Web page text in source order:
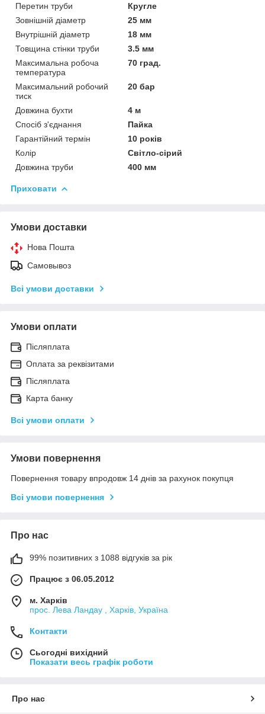
Перетин труби
Кругле
Зовнішній діаметр
25 мм
Внутрішній діаметр
18 мм
Товщина стінки труби
3.5 мм
Максимальна робоча
температура
70 град.
Максимальний робочий
тиск
20 бар
Довжина бухти
4 м
Спосіб з'єднання
Пайка
Гарантійний термін
10 років
Колір
Світло-сірий
Довжина труби
400 мм
Приховати
Умови доставки
Нова Пошта
Самовывоз
Всі умови доставки
Умови оплати
Післяплата
Оплата за реквізитами
Післяплата
Карта банку
Всі умови оплати
Умови повернення
Повернення товару впродовж 14 днів за рахунок покупця
Всі умови повернення
Про нас
99% позитивних з 1088 відгуків за рік
Працює з 06.05.2012
м. Харків
прос. Лева Ландау , Харків, Україна
Контакти
Сьогодні вихідний
Показати весь графік роботи
Про нас